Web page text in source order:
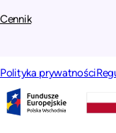
Cennik
Polityka prywatności